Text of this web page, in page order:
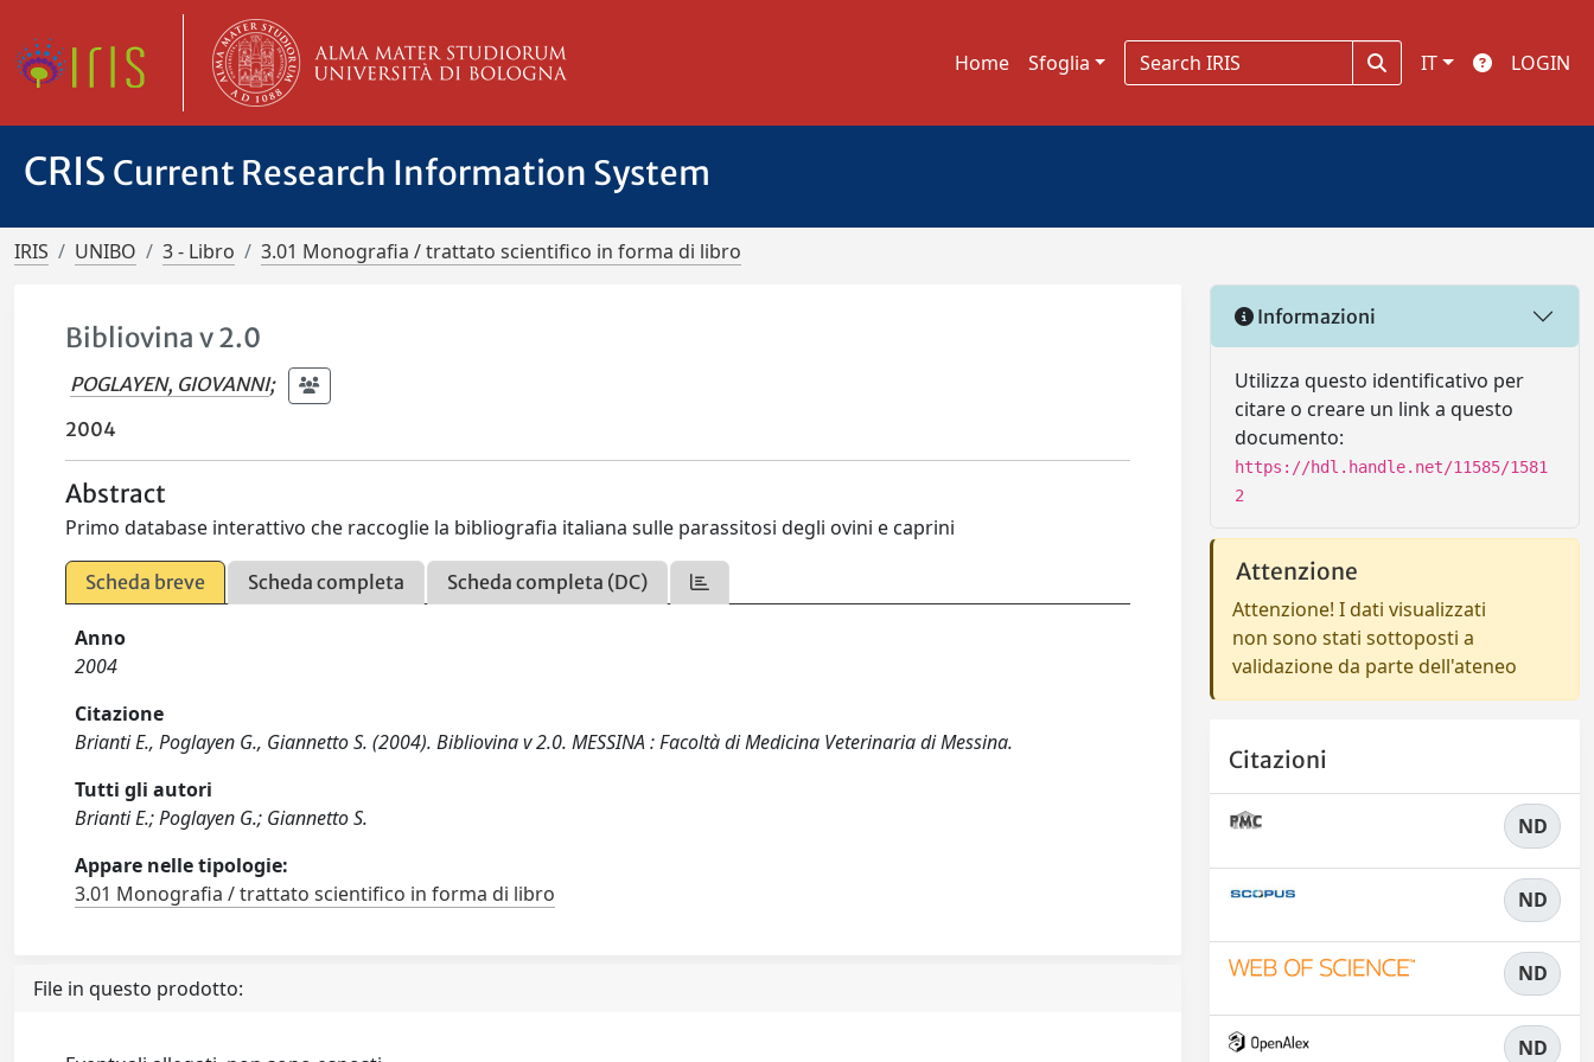
Home Sfoglia IT LOGIN
CRIS Current Research Information System
IRIS UNIBO 3 - Libro 3.01 Monografia / trattato scientifico in forma di libro
Bibliovina v 2.0
POGLAYEN, GIOVANNI;
2004
Abstract
Primo database interattivo che raccoglie la bibliografia italiana sulle parassitosi degli ovini e caprini
Scheda breve Scheda completa Scheda completa (DC)
Anno
2004
Citazione
Brianti E., Poglayen G., Giannetto S. (2004). Bibliovina v 2.0. MESSINA : Facoltà di Medicina Veterinaria di Messina.
Tutti gli autori
Brianti E.; Poglayen G.; Giannetto S.
Appare nelle tipologie:
3.01 Monografia / trattato scientifico in forma di libro
File in questo prodotto:
Informazioni
Utilizza questo identificativo per
citare o creare un link a questo
documento:
https://hdl.handle.net/11585/1581
2
Attenzione
Attenzione! I dati visualizzati
non sono stati sottoposti a
validazione da parte dell'ateneo
Citazioni
ND
ND
ND
ND